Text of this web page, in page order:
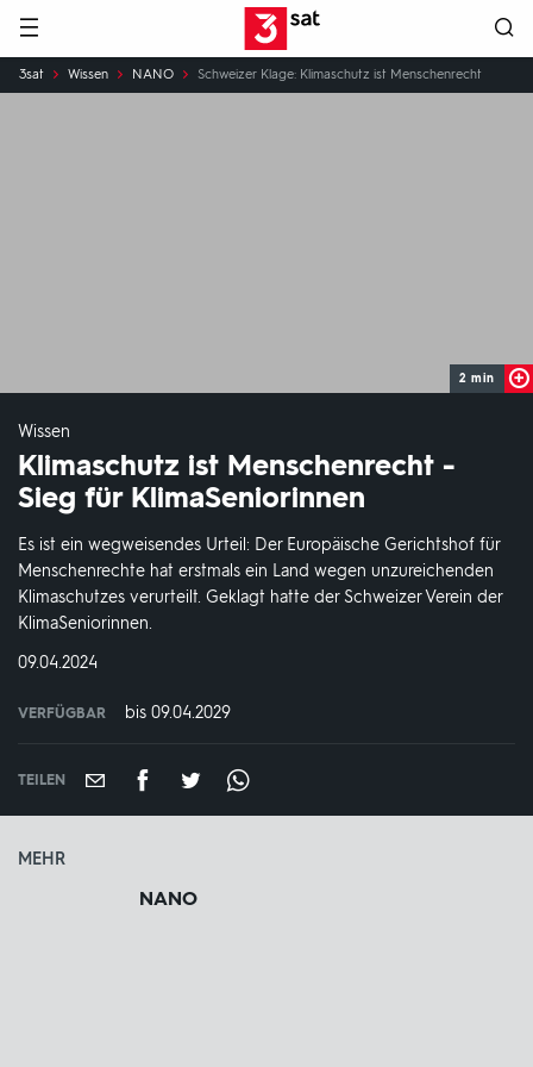
Hauptnavigation 3SAT
Sie
sind
3sat Wissen NANO Schweizer Klage: Klimaschutz ist Menschenrecht
2 min
Wissen
Klimaschutz ist Menschenrecht -
Sieg für KlimaSeniorinnen
Es ist ein wegweisendes Urteil: Der Europäische Gerichtshof für
Menschenrechte hat erstmals ein Land wegen unzureichenden
Klimaschutzes verurteilt. Geklagt hatte der Schweizer Verein der
KlimaSeniorinnen.
DATUM:
09.04.2024
VERFÜGBAR bis 09.04.2029
TEILEN
MEHR
NANO